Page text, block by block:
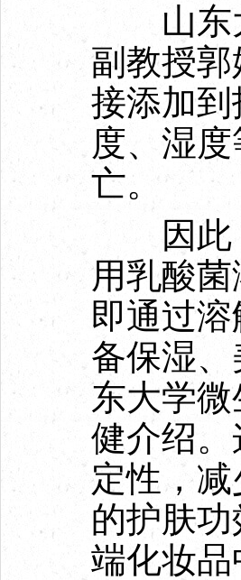
山东大
副教授
接添加
度、湿
亡。
因此，
用乳酸
即通过
备保湿
东大学
健介绍
定性，
的护肤
端化妆品